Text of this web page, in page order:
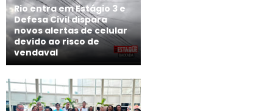
Rio entra em Estágio 3 e
Defesa Civil dispara
novos alertas de celular
devido ao risco de
vendaval